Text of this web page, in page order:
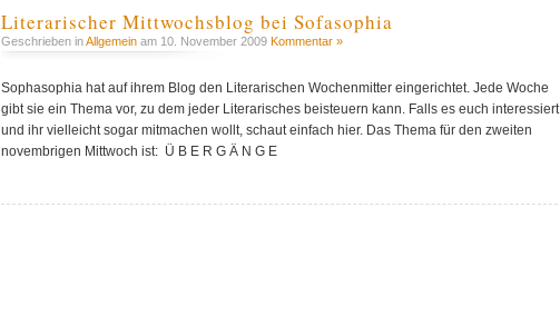
Literarischer Mittwochsblog bei Sofasophia
Geschrieben inAllgemein am 10. November 2009 Kommentar »
Sophasophia hat auf ihrem Blog den Literarischen Wochenmitter eingerichtet. Jede Woche
gibt sie ein Thema vor, zu dem jeder Literarisches beisteuern kann. Falls es euch interessiert
und ihr vielleicht sogar mitmachen wollt, schaut einfach hier. Das Thema für den zweiten
novembrigen Mittwoch ist: Ü B E R G Ä N G E